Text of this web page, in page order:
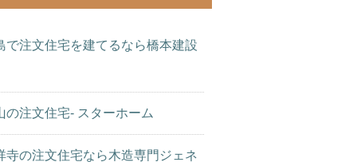
で注文住宅を建てるなら橋本建設
の注文住宅- スターホーム
寺の注文住宅なら木造専門ジェネ